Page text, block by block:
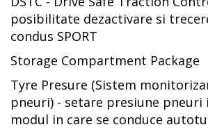
posibilitate dezactivare si
condus SPORT
Storage Compartment Package
Tyre Presure (Sistem
pneuri) - setare presiune pneuri
modul in care se conduce